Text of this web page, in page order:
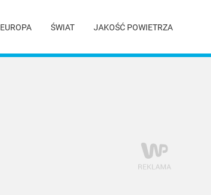
EUROPA ŚWIAT JAKOŚĆ POWIETRZA